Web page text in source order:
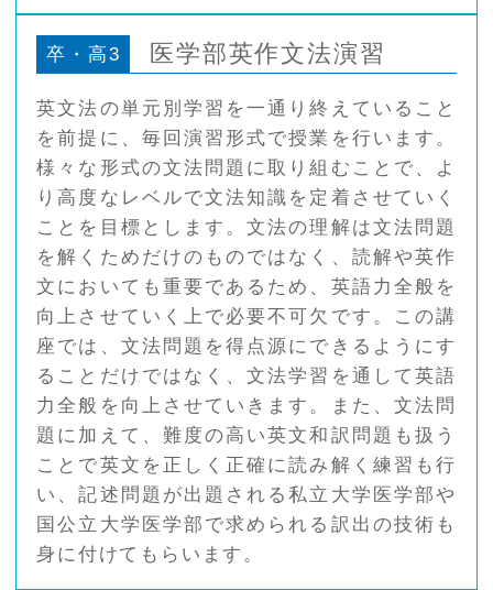
卒・高3 医学部英作文法演習
英文法の単元別学習を一通り終えていること
を前提に、毎回演習形式で授業を行います。
様々な形式の文法問題に取り組むことで、よ
り高度なレベルで文法知識を定着させていく
ことを目標とします。文法の理解は文法問題
を解くためだけのものではなく、読解や英作
文においても重要であるため、英語力全般を
向上させていく上で必要不可欠です。この講
座では、文法問題を得点源にできるようにす
ることだけではなく、文法学習を通して英語
力全般を向上させていきます。また、文法問
題に加えて、難度の高い英文和訳問題も扱う
ことで英文を正しく正確に読み解く練習も行
い、記述問題が出題される私立大学医学部や
国公立大学医学部で求められる訳出の技術も
身に付けてもらいます。